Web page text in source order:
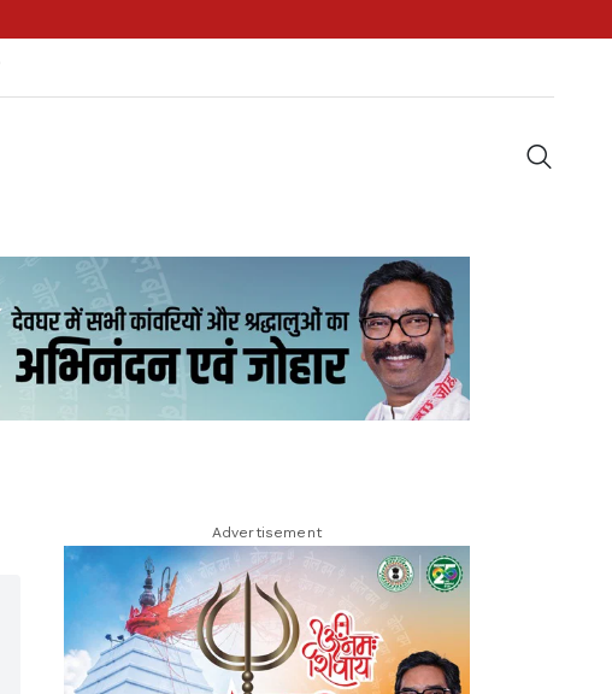
Advertisement